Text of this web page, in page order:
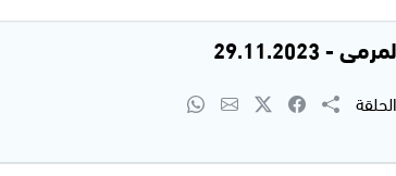
- 29.11.2023